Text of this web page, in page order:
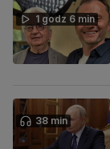
1 godz 6 min
38 min